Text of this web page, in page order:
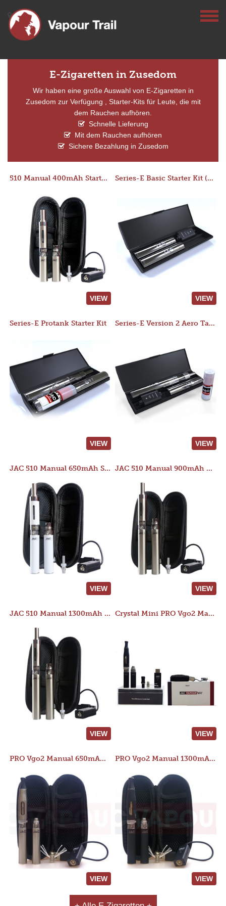
E-Zigaretten in Zusedom
Wir haben eine große Auswahl von E-Zigaretten in
Zusedom zur Verfügung , Starter-Kits für Leute, die mit
dem Rauchen aufhören.
Schnelle Lieferung
Mit dem Rauchen aufhören
Sichere Bezahlung in Zusedom
510 Manual 400mAh Starter Kit
VIEW
Series-E Basic Starter Kit (No Tank)
VIEW
Series-E Protank Starter Kit
VIEW
Series-E Version 2 Aero Tank Starter Kit
VIEW
JAC 510 Manual 650mAh Starter Kit
VIEW
JAC 510 Manual 900mAh Starter Kit
VIEW
JAC 510 Manual 1300mAh Starter Kit
VIEW
Crystal Mini PRO Vgo2 Manual 400mAh Kit
VIEW
PRO Vgo2 Manual 650mAh Kit
VIEW
PRO Vgo2 Manual 1300mAh Kit
VIEW